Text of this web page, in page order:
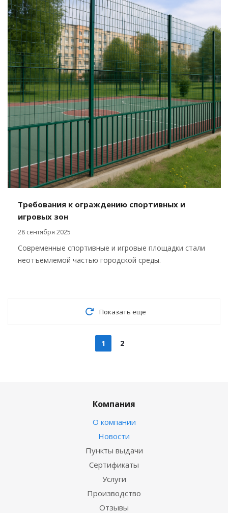
Требования к ограждению спортивных и
игровых зон
28 сентября 2025
Современные спортивные и игровые площадки стали
неотъемлемой частью городской среды.
Показать еще
1 2
Компания
О компании
Новости
Пункты выдачи
Сертификаты
Услуги
Производство
Отзывы